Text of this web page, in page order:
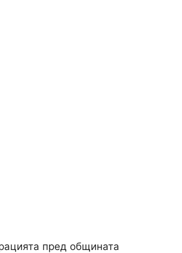
пред общината